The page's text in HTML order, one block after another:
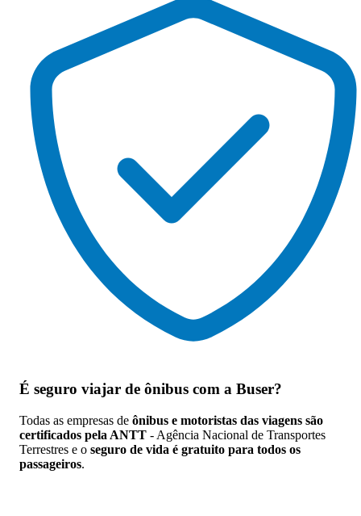
É seguro viajar de ônibus com a Buser?
Todas as empresas de ônibus e motoristas das viagens são
certificados pela ANTT - Agência Nacional de Transportes
Terrestres e o seguro de vida é gratuito para todos os
passageiros.